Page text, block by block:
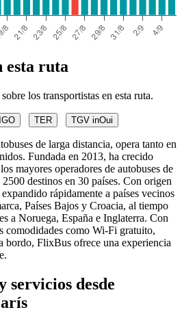
esta ruta
los transportistas en esta ruta.
TER TGV inOui
de larga distancia, opera tanto en
Fundada en 2013, ha crecido
mayores operadores de autobuses de
destinos en 30 países. Con origen
rápidamente a países vecinos
Países Bajos y Croacia, al tiempo
a Noruega, España e Inglaterra. Con
comodidades como Wi-Fi gratuito,
bordo, FlixBus ofrece una experiencia
servicios desde